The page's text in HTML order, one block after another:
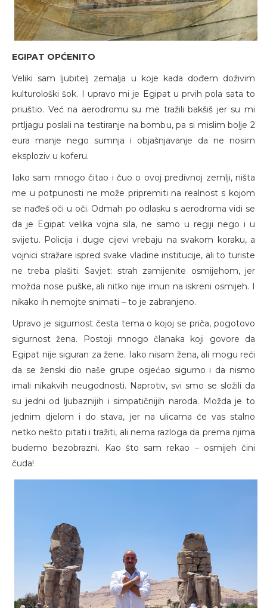
EGIPAT OPĆENITO
Veliki sam ljubitelj zemalja u koje kada dođem doživim
kulturološki šok. I upravo mi je Egipat u prvih pola sata to
priuštio. Već na aerodromu su me tražili bakšiš jer su mi
prtljagu poslali na testiranje na bombu, pa si mislim bolje 2
eura manje nego sumnja i objašnjavanje da ne nosim
eksploziv u koferu.
Iako sam mnogo čitao i čuo o ovoj predivnoj zemlji, ništa
me u potpunosti ne može pripremiti na realnost s kojom
se nađeš oči u oči. Odmah po odlasku s aerodroma vidi se
da je Egipat velika vojna sila, ne samo u regiji nego i u
svijetu. Policija i duge cijevi vrebaju na svakom koraku, a
vojnici stražare ispred svake vladine institucije, ali to turiste
ne treba plašiti. Savjet: strah zamijenite osmijehom, jer
možda nose puške, ali nitko nije imun na iskreni osmijeh. I
nikako ih nemojte snimati – to je zabranjeno.
Upravo je sigurnost česta tema o kojoj se priča, pogotovo
sigurnost žena. Postoji mnogo članaka koji govore da
Egipat nije siguran za žene. Iako nisam žena, ali mogu reći
da se ženski dio naše grupe osjećao sigurno i da nismo
imali nikakvih neugodnosti. Naprotiv, svi smo se složili da
su jedni od ljubaznijih i simpatičnijih naroda. Možda je to
jednim djelom i do stava, jer na ulicama će vas stalno
netko nešto pitati i tražiti, ali nema razloga da prema njima
budemo bezobrazni. Kao što sam rekao – osmijeh čini
čuda!